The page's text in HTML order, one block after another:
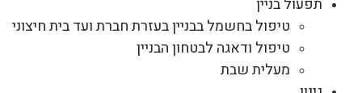
תפעול בניין
טיפול בחשמל בבניין בעזרת חברת ועד בית חיצוני
טיפול ודאגה לבטחון הבניין
מעלית שבת